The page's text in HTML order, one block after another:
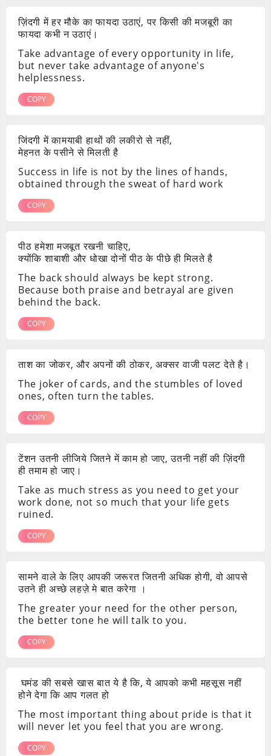
ज़िंदगी में हर मौके का फायदा उठाएं, पर किसी की मजबूरी का
फायदा कभी न उठाएं।
Take advantage of every opportunity in life,
but never take advantage of anyone's
helplessness.
COPY
जिंदगी में कामयाबी हाथों की लकीरो से नहीं,
मेहनत के पसीने से मिलती है
Success in life is not by the lines of hands,
obtained through the sweat of hard work
COPY
पीठ हमेशा मजबूत रखनी चाहिए,
क्योंकि शाबाशी और धोखा दोनों पीठ के पीछे ही मिलते है
The back should always be kept strong.
Because both praise and betrayal are given
behind the back.
COPY
ताश का जोकर, और अपनों की ठोकर, अक्सर वाजी पलट देते है।
The joker of cards, and the stumbles of loved
ones, often turn the tables.
COPY
टेंशन उतनी लीजिये जितने में काम हो जाए, उतनी नहीं की ज़िंदगी
ही तमाम हो जाए।
Take as much stress as you need to get your
work done, not so much that your life gets
ruined.
COPY
सामने वाले के लिए आपकी जरूरत जितनी अधिक होगी, वो आपसे
उतने ही अच्छे लहज़े मे बात करेगा ।
The greater your need for the other person,
the better tone he will talk to you.
COPY
घमंड की सबसे खास बात ये है कि, ये आपको कभी महसूस नहीं
होने देगा कि आप गलत हो
The most important thing about pride is that it
will never let you feel that you are wrong.
COPY